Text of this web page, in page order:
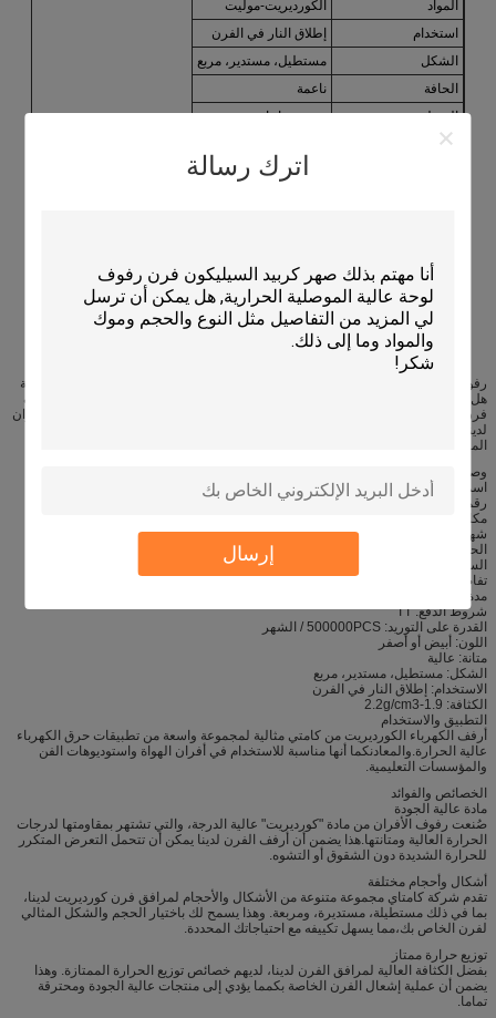
اترك رسالة
إرسال
المواد
الكورديريت-موليت
استخدام
إطلاق النار في الفرن
الشكل
مستطيل، مستدير، مربع
الحافة
ناعمة
السطح
بدون زجاجات
سمك
التطبيقات:
رفوف المواقد الكورديريت - الاختيار المثالي لتشغيل المواقد ذات درجات الحرارة العالية
هل تبحث عن أفضل رفوف الفرن لاحتياجاتك في إشعال الفرن؟ لا تبحث أكثر من رفوف
فرن كورديريت من كامتي مصنوعة من مادة كورديريت عالية الجودةصممت رفوف الأفران
لدينا لتحمل درجات الحرارة القصوى لأي عملية إشعال الأفرانمع تفانينا في توفير أفضل
المنتجات والخدمات، أصبحت كامتاى علامة تجارية موثوق بها في هذه الصناعة.
وصف المنتج
اسم العلامة التجارية: KAMTAI
رقم الطراز: KTJQS
مكان المنشأ: الصين
شهادة: ISO 9001
الحد الأدنى لكمية الطلب: 300 PCS
السعر: التفاوض
تفاصيل التعبئة والتغليف: صندوق خشبي
مدة التسليم: 30 يوما بعد الدفع
شروط الدفع: TT
القدرة على التوريد: 500000PCS / الشهر
اللون: أبيض أو أصفر
متانة: عالية
الشكل: مستطيل، مستدير، مربع
الاستخدام: إطلاق النار في الفرن
الكثافة: 1.9-2.2g/cm3
التطبيق والاستخدام
أرفف الكهرباء الكورديريت من كامتي مثالية لمجموعة واسعة من تطبيقات حرق الكهرباء
عالية الحرارة.والمعادنكما أنها مناسبة للاستخدام في أفران الهواة واستوديوهات الفن
والمؤسسات التعليمية.
الخصائص والفوائد
مادة عالية الجودة
صُنعت رفوف الأفران من مادة "كورديريت" عالية الدرجة، والتي تشتهر بمقاومتها لدرجات
الحرارة العالية ومتانتها.هذا يضمن أن أرفف الفرن لدينا يمكن أن تتحمل التعرض المتكرر
للحرارة الشديدة دون الشقوق أو التشوه.
أشكال وأحجام مختلفة
تقدم شركة كامتاي مجموعة متنوعة من الأشكال والأحجام لمرافق فرن كورديريت لدينا،
بما في ذلك مستطيلة، مستديرة، ومربعة. وهذا يسمح لك باختيار الحجم والشكل المثالي
لفرن الخاص بك،مما يسهل تكييفه مع احتياجاتك المحددة.
توزيع حرارة ممتاز
بفضل الكثافة العالية لمرافق الفرن لدينا، لديهم خصائص توزيع الحرارة الممتازة. وهذا
يضمن أن عملية إشعال الفرن الخاصة بكمما يؤدي إلى منتجات عالية الجودة ومحترقة
تماما.